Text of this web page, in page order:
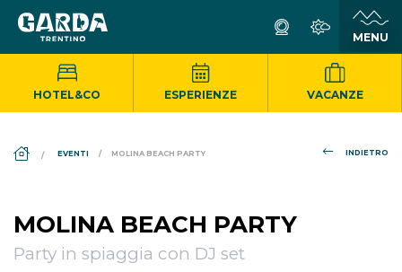
HOTEL&CO ESPERIENZE VACANZE
INDIETRO
DS_BREADCRUMB.HOME
EVENTI MOLINA BEACH PARTY
MOLINA BEACH PARTY
Party in spiaggia con DJ set